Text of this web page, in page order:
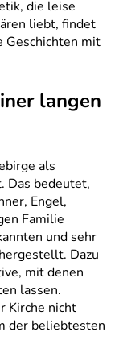
die leise
liebt, findet
Geschichten mit
langen
als
Das bedeutet,
Engel,
Familie
und sehr
Dazu
mit denen
lassen.
Kirche nicht
der beliebtesten